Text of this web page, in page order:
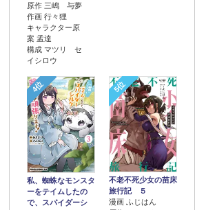
原作 三嶋 与夢
作画 行々狸
キャラクター原
案 孟達
構成 マツリ セ
イシロウ
4位
私、蜘蛛なモンスタ
ーをテイムしたの
で、スパイダーシ
5位
不老不死少女の苗床
旅行記 ５
漫画 ふじはん